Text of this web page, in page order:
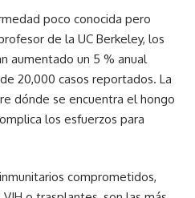
poco conocida pero
de la UC Berkeley, los
aumentado un 5 % anual
20,000 casos reportados. La
dónde se encuentra el hongo
los esfuerzos para
comprometidos,